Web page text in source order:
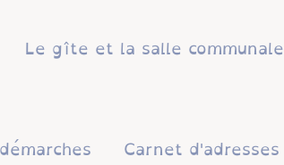
Le gîte et la salle communale
Carnet d'adresses